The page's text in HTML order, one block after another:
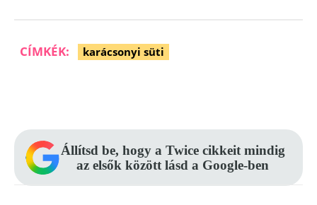
CÍMKÉK: karácsonyi süti
Állítsd be, hogy a Twice cikkeit mindig
az elsők között lásd a Google-ben